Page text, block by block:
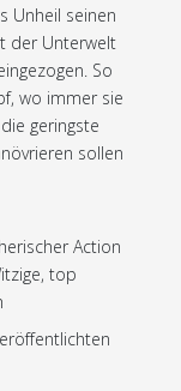
Unheil seinen
der Unterwelt
So
wo immer sie
geringste
sollen
Action
top